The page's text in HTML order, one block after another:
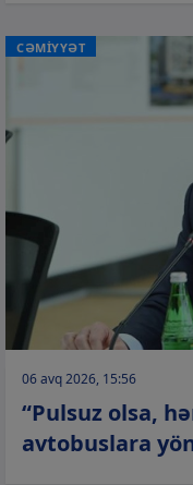
CƏMİYYƏT
06 avq 2026, 15:56
“Pulsuz olsa,
avtobuslara